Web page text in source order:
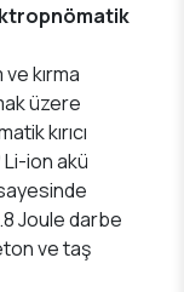
kırma
üzere
kırıcı
ion akü
Joule darbe
ve taş